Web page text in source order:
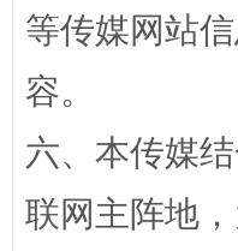
等传媒网站
容。
六、本传媒
联网主阵地